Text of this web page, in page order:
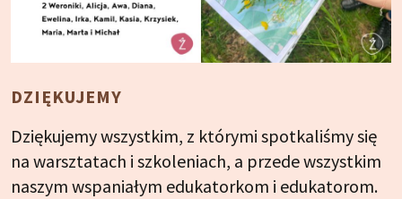
DZIĘKUJEMY
Dziękujemy wszystkim, z którymi spotkaliśmy się
na warsztatach i szkoleniach, a przede wszystkim
naszym wspaniałym edukatorkom i edukatorom.